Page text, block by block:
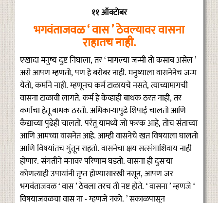
११ ऑक्टोबर
भगवंताजवळ ‘ वास ’ ठेवल्यावर वासना
राहातच नाही.
एखादा मनुष्य दुष्ट निघाला, तर ‘ मागल्या जन्मी तो कसाब असेल ’
असे आपण म्हणतो, पण हे बरोबर नाही. मनुष्याला वासनेनेच जन्म
येतो, कर्माने नाही. म्हणूनच कर्म टाळायचे नसते, त्याच्यामागची
वासना टाळावी लागते. कर्म हे केव्हाही बाधक ठरत नाही, तर
कर्माचा हेतू बाधक ठरतो. अधिकाऱ्यापुढे शिपाई चालतो आणि
कैद्याच्या पुढेही चालतो. परंतु यामध्ये जो फरक आहे, तोच संताच्या
आणि आमच्या वासनेत आहे. आम्ही वासनेचे खत विषयाला घालतो
आणि विषयांतच गुंतून राहतो. वासनेचा क्षय सत्संगाशिवाय नाही
होणार. संगतीने मनावर परिणाम घडतो. वासना ही दुसऱ्या
कोणत्याही उपायांनी तृप्त होण्यासारखी नसून, आपण जर
भगवंताजवळ ‘ वास ’ ठेवला तरच ती नष्ट होते. ‘ वासना ’ म्हणजे ‘
विषयाजवळचा वास ना - म्हणजे नको. ’ सकाळपासून